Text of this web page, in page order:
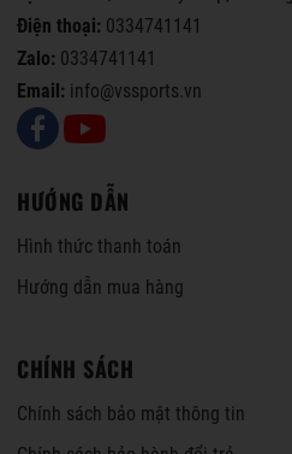
Điện thoại: 0334741141
Zalo: 0334741141
Email: info@vssports.vn
HƯỚNG DẪN
Hình thức thanh toán
Hướng dẫn mua hàng
CHÍNH SÁCH
Chính sách bảo mật thông tin